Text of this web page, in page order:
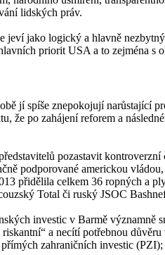
lidských práv.
jeví jako logický a hlavně
priorit USA a to zejména
jí spíše znepokojují narůstající
po zahájení reforem a
pozastavit
podporované americkou
přidělila celkem 36 ropných
Total či ruský JSOC
investic v Barmě
a necítí potřebnou
zahraničních investic